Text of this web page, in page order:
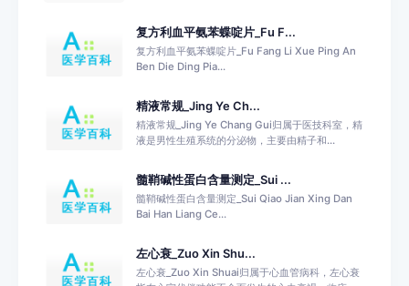
复方利血平氨苯蝶啶片_Fu F...
复方利血平氨苯蝶啶片_Fu Fang Li Xue Ping An
Ben Die Ding Pia...
精液常规_Jing Ye Ch...
精液常规_Jing Ye Chang Gui归属于医技科室，精
液是男性生殖系统的分泌物，主要由精子和...
髓鞘碱性蛋白含量测定_Sui ...
髓鞘碱性蛋白含量测定_Sui Qiao Jian Xing Dan
Bai Han Liang Ce...
左心衰_Zuo Xin Shu...
左心衰_Zuo Xin Shuai归属于心血管病科，左心衰